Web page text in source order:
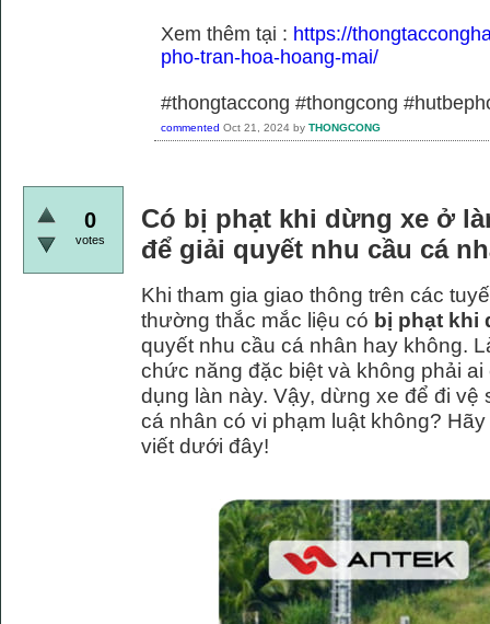
Xem thêm tại : https://
pho-tran-hoa-hoang-mai/
#thongtaccong #thongcong
commented Oct 21, 2024 by THONGCONG
0
votes
Có bị phạt khi dừng xe ở
để giải quyết nhu cầu cá
Khi tham gia giao thông trên các
thường thắc mắc liệu có bị phạt khi
quyết nhu cầu cá nhân hay không.
chức năng đặc biệt và không phải
dụng làn này. Vậy, dừng xe để đi
cá nhân có vi phạm luật không?
viết dưới đây!